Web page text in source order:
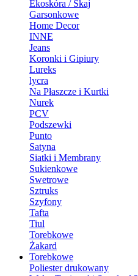
Ekoskóra / Skaj
Garsonkowe
Home Decor
INNE
Jeans
Koronki i Gipiury
Lureks
lycra
Na Płaszcze i Kurtki
Nurek
PCV
Podszewki
Punto
Satyna
Siatki i Membrany
Sukienkowe
Swetrowe
Sztruks
Szyfony
Tafta
Tiul
Torebkowe
Żakard
Torebkowe
Poliester drukowany